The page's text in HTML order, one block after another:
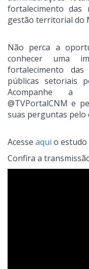
fortalecimento
gestão territorial do
Não perca a
conhecer uma
fortalecimento
públicas setoriais
Acompanhe a
@TVPortalCNM e
suas perguntas pelo
Acesse aqui o estudo
Confira a